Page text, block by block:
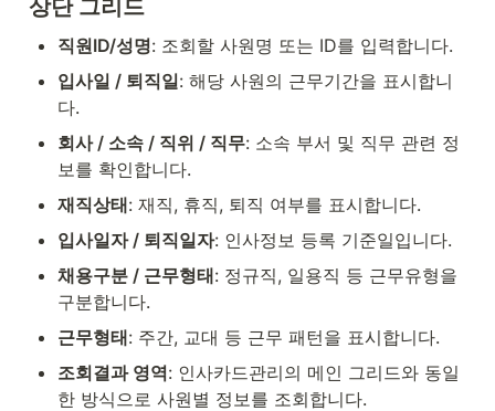
상단 그리드
직원ID/성명: 조회할 사원명 또는 ID를 입력합니다.
입사일 / 퇴직일: 해당 사원의 근무기간을 표시합니
다.
회사 / 소속 / 직위 / 직무: 소속 부서 및 직무 관련 정
보를 확인합니다.
재직상태: 재직, 휴직, 퇴직 여부를 표시합니다.
입사일자 / 퇴직일자: 인사정보 등록 기준일입니다.
채용구분 / 근무형태: 정규직, 일용직 등 근무유형을
구분합니다.
근무형태: 주간, 교대 등 근무 패턴을 표시합니다.
조회결과 영역: 인사카드관리의 메인 그리드와 동일
한 방식으로 사원별 정보를 조회합니다.